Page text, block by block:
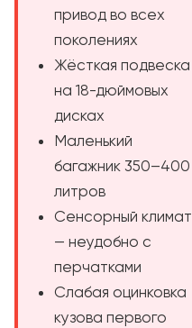
привод во всех
поколениях
Жёсткая подвеска
на 18-дюймовых
дисках
Маленький
багажник 350–400
литров
Сенсорный климат
— неудобно с
перчатками
Слабая оцинковка
кузова первого